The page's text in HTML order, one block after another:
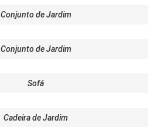
Conjunto de Jardim
Conjunto de Jardim
Sofá
Cadeira de Jardim